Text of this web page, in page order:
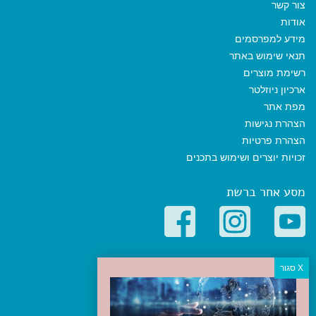
צור קשר
אודות
מידע למפרסמים
תנאי שימוש באתר
רשימת מוצרים
ארכיון ניוזלטר
מפת אתר
הצהרת נגישות
הצהרת פרטיות
זכויות יוצרים ושימוש בתכנים
מסע אחר ברשת
קטגוריות פופולריות
יעדים
טיולים בישראל